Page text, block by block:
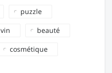
puzzle
vin beauté
cosmétique